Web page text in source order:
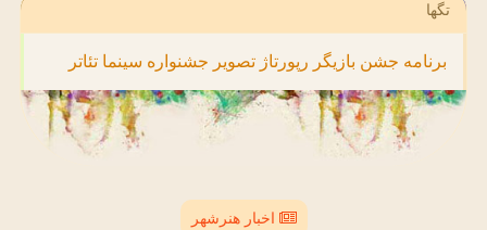
تگها
برنامه جشن بازیگر رپورتاژ تصویر جشنواره سینما تئاتر
اخبار هنرشهر